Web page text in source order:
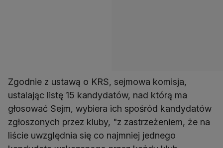
Zgodnie z ustawą o KRS, sejmowa komisja,
ustalając listę 15 kandydatów, nad którą ma
głosować Sejm, wybiera ich spośród kandydatów
zgłoszonych przez kluby, "z zastrzeżeniem, że na
liście uwzględnia się co najmniej jednego